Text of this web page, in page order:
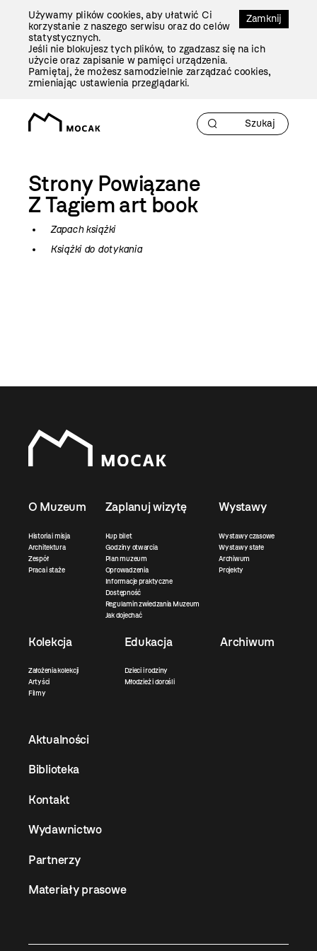
Zamknij
Używamy plików cookies, aby ułatwić Ci
korzystanie z naszego serwisu oraz do celów
statystycznych.
Jeśli nie blokujesz tych plików, to zgadzasz się na ich
użycie oraz zapisanie w pamięci urządzenia.
Pamiętaj, że możesz samodzielnie zarządzać cookies,
zmieniając ustawienia przeglądarki.
Strony Powiązane
Z Tagiemart book
Zapach książki
Książki do dotykania
O Muzeum
Historia i misja
Architektura
Zespół
Praca i staże
Zaplanuj wizytę
Kup bilet
Godziny otwarcia
Plan muzeum
Oprowadzenia
Informacje praktyczne
Dostępność
Regulamin zwiedzania Muzeum
Jak dojechać
Wystawy
Wystawy czasowe
Wystawy stałe
Archiwum
Projekty
Kolekcja
Założenia kolekcji
Artyści
Filmy
Edukacja
Dzieci i rodziny
Młodzież i dorośli
Archiwum
Aktualności
Biblioteka
Kontakt
Wydawnictwo
Partnerzy
Materiały prasowe